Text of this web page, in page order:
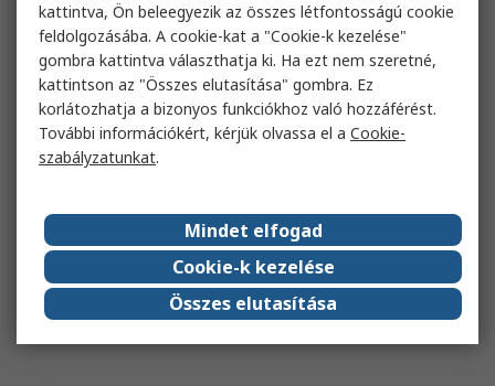
kattintva, Ön beleegyezik az összes létfontosságú cookie
feldolgozásába. A cookie-kat a "Cookie-k kezelése"
gombra kattintva választhatja ki. Ha ezt nem szeretné,
kattintson az "Összes elutasítása" gombra. Ez
korlátozhatja a bizonyos funkciókhoz való hozzáférést.
További információkért, kérjük olvassa el a Cookie-
szabályzatunkat.
Mindet elfogad
Cookie-k kezelése
Összes elutasítása